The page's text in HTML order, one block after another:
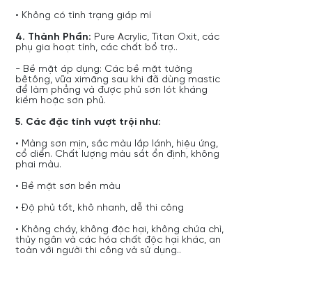
• Không có tình trạng giáp mí
4. Thành Phần: Pure Acrylic, Titan Oxit, các
phụ gia hoạt tính, các chất bổ trợ..
- Bề mặt áp dụng: Các bề mặt tường
bêtông, vữa ximăng sau khi đã dùng mastic
để làm phẳng và được phủ sơn lót kháng
kiềm hoặc sơn phủ.
5. Các đặc tính vượt trội như:
• Màng sơn mịn, sắc màu lắp lánh, hiệu ứng,
cổ diển. Chất lượng màu sắt ổn định, không
phai màu.
• Bề mặt sơn bền màu
• Độ phủ tốt, khô nhanh, dễ thi công
• Không cháy, không độc hại, không chứa chì,
thủy ngân và các hóa chất độc hại khác, an
toàn với người thi công và sử dụng..